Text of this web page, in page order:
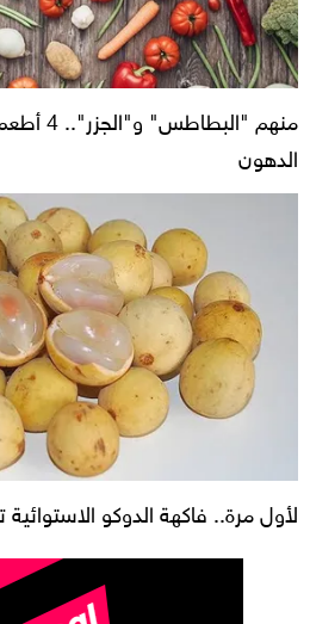
منهم
الدهون
لأول مرة.. فاكهة الدوكو